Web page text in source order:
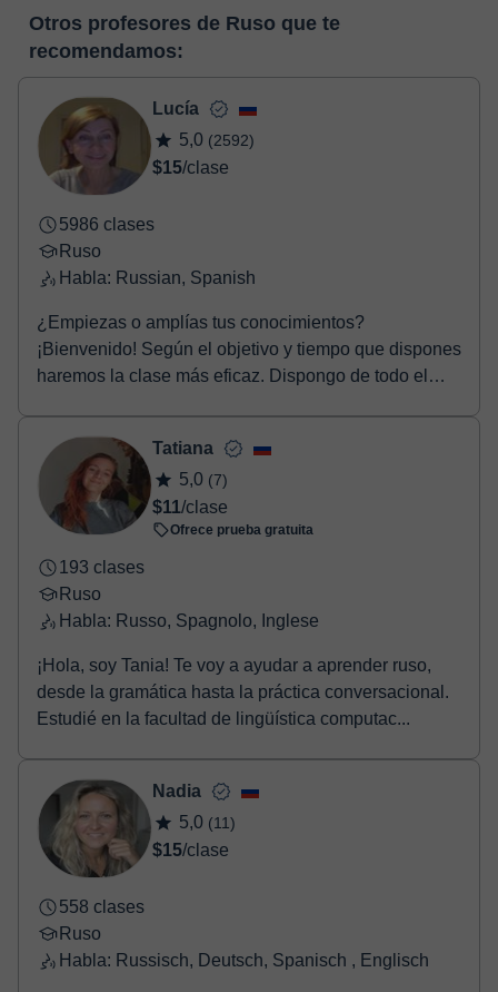
pizarra virtual o el editor de textos a tiempo real. En el siguiente
enlace puedes ver una demo del aula y conocerla:
virtual
horas, podrás realizar el pago mediante nuestro TPV virtual.
Tienes dos opciones para efectuar el pago:
- Tarjeta de crédito.
- Paypal.
Una vez realices el pago de la clase, recibirás un e-mail de
confirmación de la reserva.
Otros profesores de Ruso que te
recomendamos:
Lucía
5,0 (2592)
$15/clase
5986 clases
Ruso
Habla: Russian, Spanish
¿Empiezas o amplías tus conocimientos?
¡Bienvenido! Según el objetivo y tiempo que dispones
haremos la clase más eficaz. Dispongo de todo el
Tatiana
5,0 (7)
$11/clase
Ofrece prueba gratuita
193 clases
Ruso
Habla: Russo, Spagnolo, Inglese
¡Hola, soy Tania! Te voy a ayudar a aprender ruso,
desde la gramática hasta la práctica conversacional.
Estudié en la facultad de lingüística computac...
Nadia
5,0 (11)
$15/clase
558 clases
Ruso
Habla: Russisch, Deutsch, Spanisch , Englisch